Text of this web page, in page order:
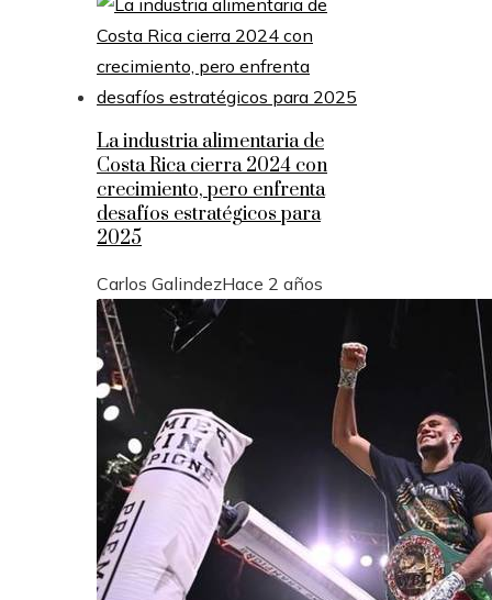
La industria alimentaria de
Costa Rica cierra 2024 con
crecimiento, pero enfrenta
desafíos estratégicos para
2025
Carlos GalindezHace 2 años